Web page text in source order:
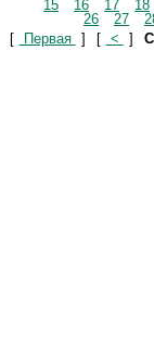
15 16 17
18
26
27
[
Первая ] [ < ]